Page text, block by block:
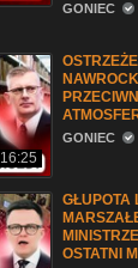
GONIEC
16:25
GONIEC
GŁUPOTA
OSTATNI